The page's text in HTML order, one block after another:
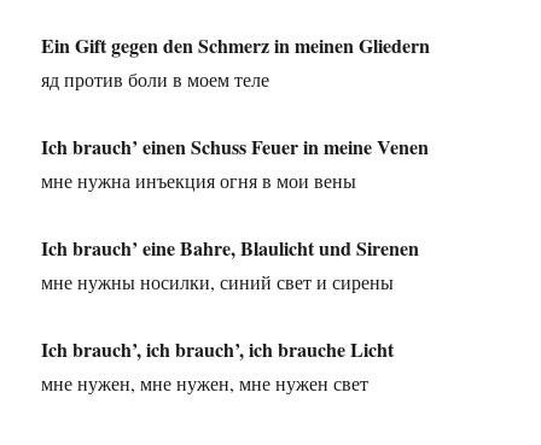
Ein Gift gegen den Schmerz in meinen Gliedern
яд против боли в моем теле
Ich brauch’ einen Schuss Feuer in meine Venen
мне нужна инъекция огня в мои вены
Ich brauch’ eine Bahre, Blaulicht und Sirenen
мне нужны носилки, синий свет и сирены
Ich brauch’, ich brauch’, ich brauche Licht
мне нужен, мне нужен, мне нужен свет